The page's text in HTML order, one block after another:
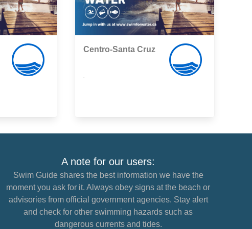
Centro-Santa Cruz
A note for our users:
Swim Guide shares the best information we have the
moment you ask for it. Always obey signs at the beach or
advisories from official government agencies. Stay alert
and check for other swimming hazards such as
dangerous currents and tides.